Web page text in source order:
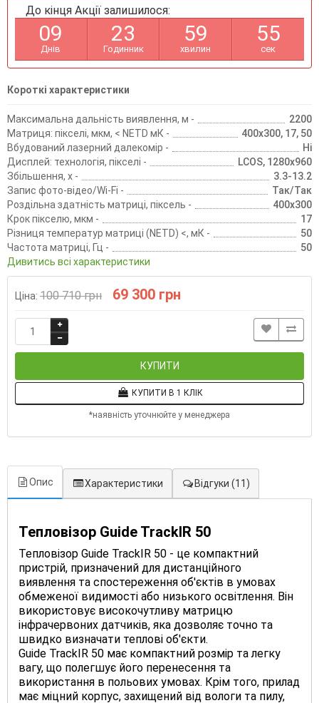
До кінця Акції залишилося:
09
Днів
23
Годинник
59
хвилин
54
сек
Короткі характеристики
Максимальна дальність виявлення, м -
2200
Матриця: пікселі, мкм, < NETD мК -
400х300, 17, 50
Вбудований лазерний далекомір -
Ні
Дисплей: технологія, пікселі -
LCOS, 1280х960
Збільшення, х -
3.3-13.2
Запис фото-відео/Wi-Fi -
Так/Так
Роздільна здатність матриці, піксель -
400х300
Крок пікселю, мкм -
17
Різниця температур матриці (NETD) <, мК -
50
Частота матриці, Гц -
50
Дивитись всі характеристики
Ціна: 100 710 грн 69 300 грн
КУПИТИ
КУПИТИ В 1 КЛІК
*наявність уточнюйте у менеджера
Опис Характеристики Відгуки (11)
Тепловізор Guide TrackIR 50
Тепловізор Guide TrackIR 50 - це компактний
пристрій, призначений для дистанційного
виявлення та спостереження об'єктів в умовах
обмеженої видимості або низького освітлення. Він
використовує високочутливу матрицю
інфрачервоних датчиків, яка дозволяє точно та
швидко визначати теплові об'єкти.
Guide TrackIR 50 має компактний розмір та легку
вагу, що полегшує його перенесення та
використання в польових умовах. Крім того, прилад
має міцний корпус, захищений від вологи та пилу,